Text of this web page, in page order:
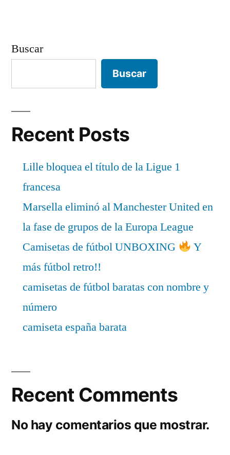
Buscar
Buscar
Recent Posts
Lille bloquea el título de la Ligue 1
francesa
Marsella eliminó al Manchester United en
la fase de grupos de la Europa League
Camisetas de fútbol UNBOXING
Y
más fútbol retro!!
camisetas de fútbol baratas con nombre y
número
camiseta españa barata
Recent Comments
No hay comentarios que mostrar.